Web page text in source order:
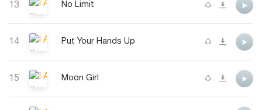
13 No Limit
14 Put Your Hands Up
15 Moon Girl